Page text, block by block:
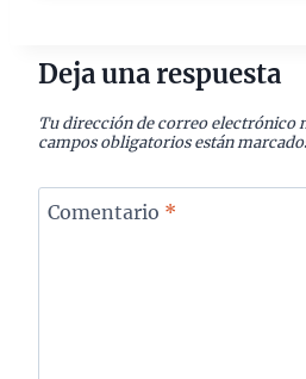
Deja una respuesta
Tu dirección de correo electrónico
campos obligatorios están
Comentario *